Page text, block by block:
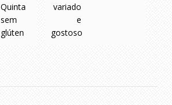
Quinta
sem
glúten
variado
e
gostoso